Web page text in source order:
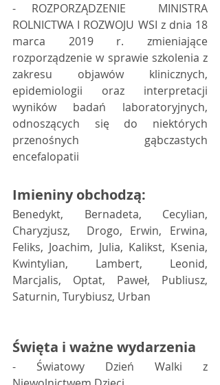
- ROZPORZĄDZENIE  MINISTRA
ROLNICTWA I ROZWOJU WSI z dnia 18
marca 2019 r. zmieniające
rozporządzenie w sprawie szkolenia z
zakresu objawów klinicznych,
epidemiologii oraz interpretacji
wyników badań laboratoryjnych,
odnoszących się do niektórych
przenośnych gąbczastych
encefalopatii
Imieniny obchodzą:
Benedykt, Bernadeta, Cecylian,
Charyzjusz,  Drogo, Erwin, Erwina,
Feliks, Joachim, Julia, Kalikst, Ksenia,
Kwintylian, Lambert, Leonid,
Marcjalis, Optat, Paweł, Publiusz,
Saturnin, Turybiusz, Urban
Święta i ważne wydarzenia
- Światowy Dzień Walki z